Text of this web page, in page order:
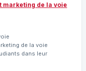
de la voie
de la voie
dans leur